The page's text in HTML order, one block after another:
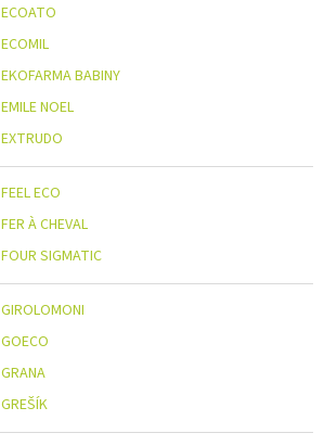
ECOATO
ECOMIL
EKOFARMA BABINY
EMILE NOEL
EXTRUDO
FEEL ECO
FER À CHEVAL
FOUR SIGMATIC
GIROLOMONI
GOECO
GRANA
GREŠÍK